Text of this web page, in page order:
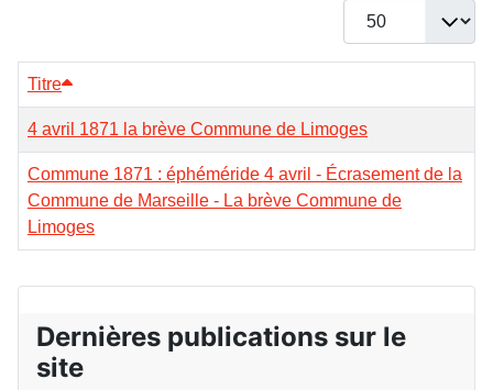
Afficher #
Titre
4 avril 1871 la brève Commune de Limoges
Commune 1871 : éphéméride 4 avril - Écrasement de la
Commune de Marseille - La brève Commune de
Limoges
Dernières publications sur le
site